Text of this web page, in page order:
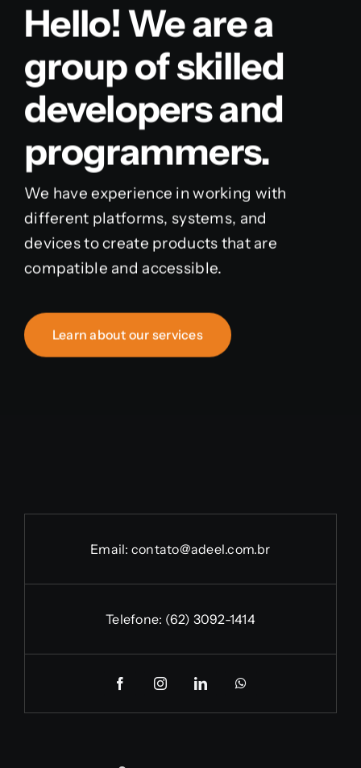
Hello! We are a
group of skilled
developers and
programmers.
We have experience in working with
different platforms, systems, and
devices to create products that are
compatible and accessible.
Learn about our services
Email: contato@adeel.com.br
Telefone: (62) 3092-1414